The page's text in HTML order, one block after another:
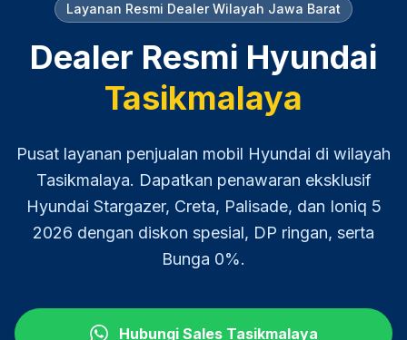
Layanan Resmi Dealer Wilayah Jawa Barat
Dealer Resmi Hyundai
Tasikmalaya
Pusat layanan penjualan mobil Hyundai di wilayah
Tasikmalaya. Dapatkan penawaran eksklusif
Hyundai Stargazer, Creta, Palisade, dan Ioniq 5
2026 dengan diskon spesial, DP ringan, serta
Bunga 0%.
Hubungi Sales Tasikmalaya